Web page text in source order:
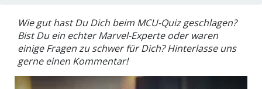
Wie gut hast Du Dich beim MCU-Quiz geschlagen?
Bist Du ein echter Marvel-Experte oder waren
einige Fragen zu schwer für Dich? Hinterlasse uns
gerne einen Kommentar!